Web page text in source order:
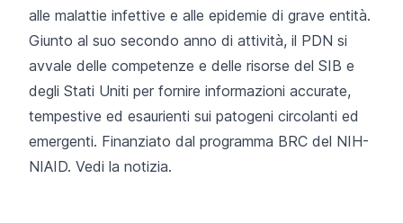
alle malattie infettive e alle epidemie di grave entità.
Giunto al suo secondo anno di attività, il PDN si
avvale delle competenze e delle risorse del SIB e
degli Stati Uniti per fornire informazioni accurate,
tempestive ed esaurienti sui patogeni circolanti ed
emergenti. Finanziato dal programma BRC del NIH-
NIAID. Vedi la notizia.